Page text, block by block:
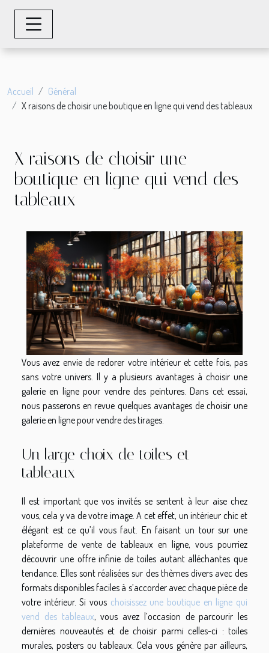
Accueil
Général
X raisons de choisir une boutique en ligne qui vend des tableaux
X raisons de choisir une
boutique en ligne qui vend des
tableaux
Vous avez envie de redorer votre intérieur et cette fois, pas
sans votre univers. Il y a plusieurs avantages à choisir une
galerie en ligne pour vendre des peintures. Dans cet essai,
nous passerons en revue quelques avantages de choisir une
galerie en ligne pour vendre des tirages.
Un large choix de toiles et
tableaux
Il est important que vos invités se sentent à leur aise chez
vous, cela y va de votre image. A cet effet, un intérieur chic et
élégant est ce qu’il vous faut. En faisant un tour sur une
plateforme de vente de tableaux en ligne, vous pourriez
découvrir une offre infinie de toiles autant alléchantes que
tendance. Elles sont réalisées sur des thèmes divers avec des
formats disponibles faciles à s’accorder avec chaque pièce de
votre intérieur. Si vous choisissez une boutique en ligne qui
vend des tableaux, vous avez l’occasion de parcourir les
dernières nouveautés et de choisir parmi celles-ci : toiles
murales, posters ou tableaux. Cela vous génère par ailleurs,